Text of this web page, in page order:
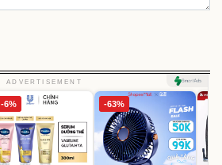
ADVERTISEMENT
-6% -63%